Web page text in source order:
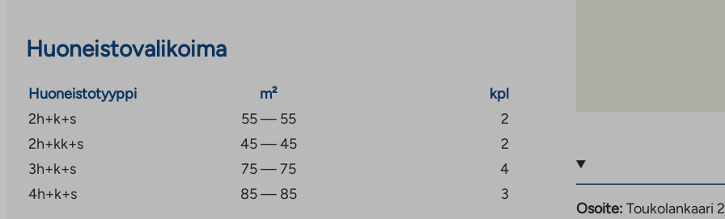
Huoneistovalikoima
Huoneistotyyppi m²
kpl
2h+k+s
55 — 55
2
2h+kk+s
45 — 45
2
3h+k+s
75 — 75
4
4h+k+s
85 — 85 3
Osoite: Toukolankaari